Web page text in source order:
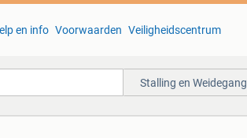
en info Voorwaarden Veiligheidscentrum
Stalling en Weidegang